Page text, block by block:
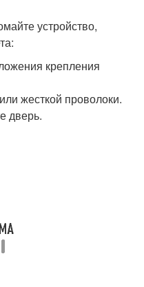
устройство,
крепления
жесткой проволоки.
дверь.